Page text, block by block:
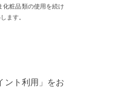
化粧品類の使用を続け
ます。
ント利用」をお